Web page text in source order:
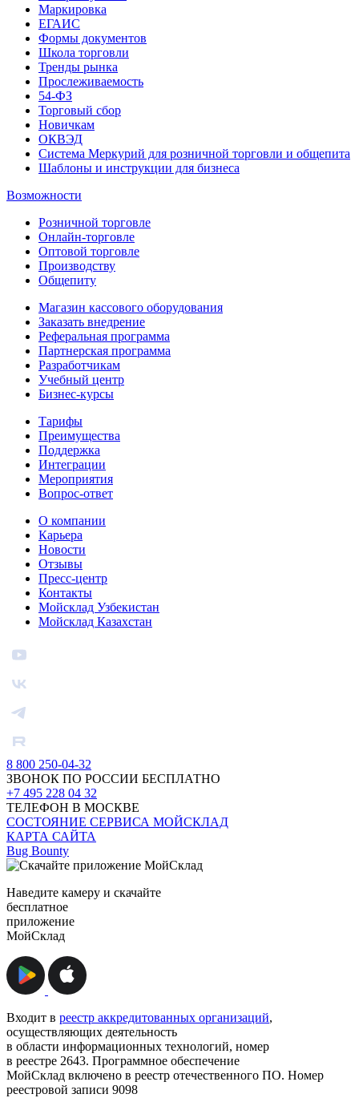
Маркировка
ЕГАИС
Формы документов
Школа торговли
Тренды рынка
Прослеживаемость
54-ФЗ
Торговый сбор
Новичкам
ОКВЭД
Система Меркурий для розничной торговли и общепита
Шаблоны и инструкции для бизнеса
Возможности
Розничной торговле
Онлайн-торговле
Оптовой торговле
Производству
Общепиту
Магазин кассового оборудования
Заказать внедрение
Реферальная программа
Партнерская программа
Разработчикам
Учебный центр
Бизнес‑курсы
Тарифы
Преимущества
Поддержка
Интеграции
Мероприятия
Вопрос-ответ
О компании
Карьера
Новости
Отзывы
Пресс-центр
Контакты
Мойсклад Узбекистан
Мойсклад Казахстан
8 800 250-04-32
ЗВОНОК ПО РОССИИ БЕСПЛАТНО
+7 495 228 04 32
ТЕЛЕФОН В МОСКВЕ
СОСТОЯНИЕ СЕРВИСА МОЙСКЛАД
КАРТА САЙТА
Bug Bounty
Наведите камеру и скачайте
бесплатное
приложение
МойСклад
Входит в реестр аккредитованных организаций,
осуществляющих деятельность
в области информационных технологий, номер
в реестре 2643. Программное обеспечение
МойСклад включено в реестр отечественного ПО. Номер
реестровой записи 9098